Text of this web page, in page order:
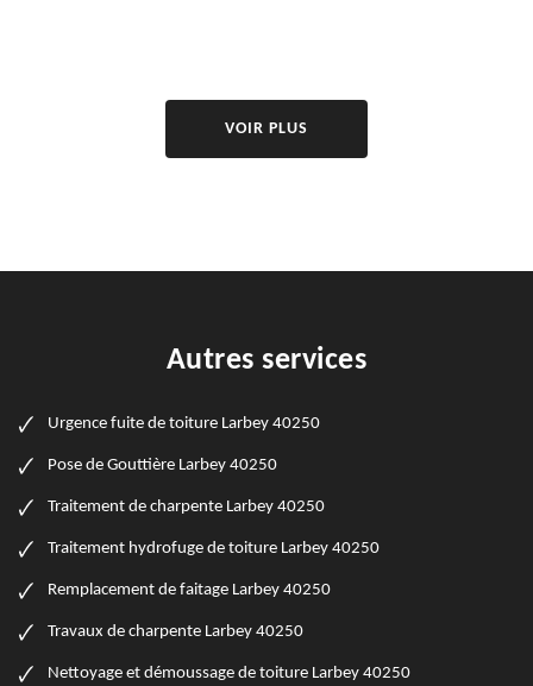
VOIR PLUS
Autres services
Urgence fuite de toiture Larbey 40250
Pose de Gouttière Larbey 40250
Traitement de charpente Larbey 40250
Traitement hydrofuge de toiture Larbey 40250
Remplacement de faitage Larbey 40250
Travaux de charpente Larbey 40250
Nettoyage et démoussage de toiture Larbey 40250